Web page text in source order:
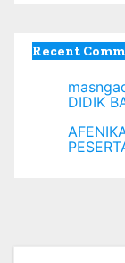
Recent
DIDIK